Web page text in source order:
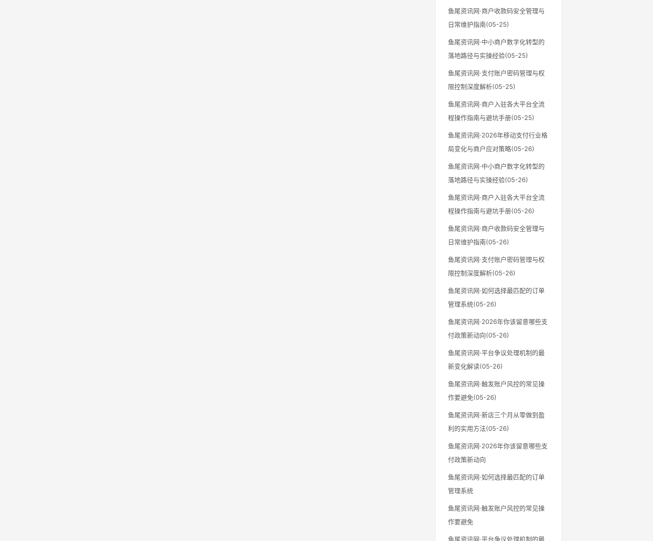
鱼尾资讯网·商户收款码安全管理与
日常维护指南(05-25)
鱼尾资讯网·中小商户数字化转型的
落地路径与实操经验(05-25)
鱼尾资讯网·支付账户密码管理与权
限控制深度解析(05-25)
鱼尾资讯网·商户入驻各大平台全流
程操作指南与避坑手册(05-25)
鱼尾资讯网·2026年移动支付行业格
局变化与商户应对策略(05-26)
鱼尾资讯网·中小商户数字化转型的
落地路径与实操经验(05-26)
鱼尾资讯网·商户入驻各大平台全流
程操作指南与避坑手册(05-26)
鱼尾资讯网·商户收款码安全管理与
日常维护指南(05-26)
鱼尾资讯网·支付账户密码管理与权
限控制深度解析(05-26)
鱼尾资讯网·如何选择最匹配的订单
管理系统(05-26)
鱼尾资讯网·2026年你该留意哪些支
付政策新动向(05-26)
鱼尾资讯网·平台争议处理机制的最
新变化解读(05-26)
鱼尾资讯网·触发账户风控的常见操
作要避免(05-26)
鱼尾资讯网·新店三个月从零做到盈
利的实用方法(05-26)
鱼尾资讯网·2026年你该留意哪些支
付政策新动向
鱼尾资讯网·如何选择最匹配的订单
管理系统
鱼尾资讯网·触发账户风控的常见操
作要避免
鱼尾资讯网·平台争议处理机制的最